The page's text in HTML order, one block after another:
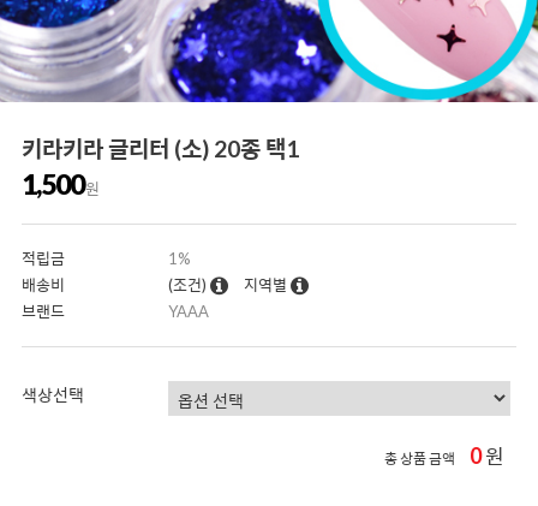
키라키라 글리터 (소) 20종 택1
1,500원
적립금
1%
배송비
(조건)
지역별
브랜드
YAAA
색상선택
총 상품 금액 0원